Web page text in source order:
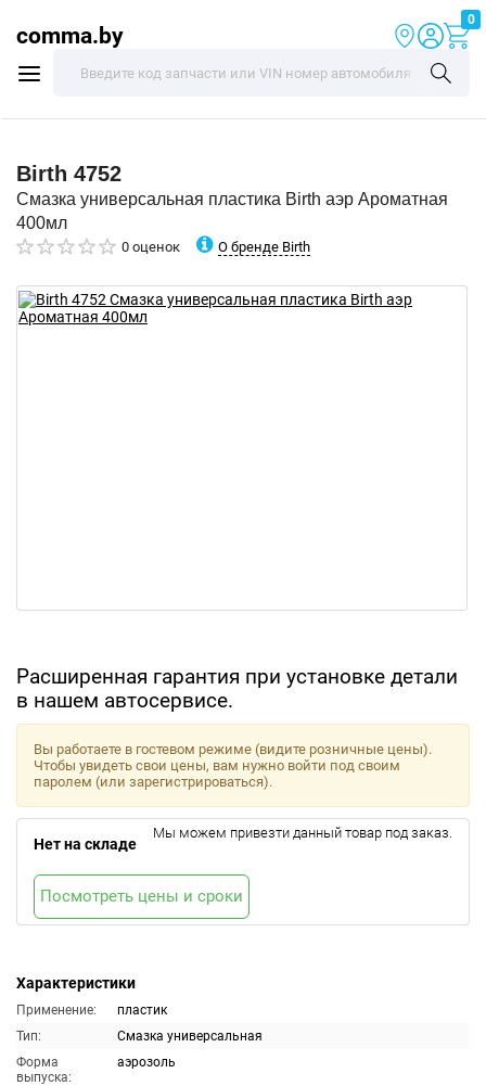
comma.by
0
Birth 4752
Смазка универсальная пластика Birth аэр Ароматная
400мл
0 оценок О бренде Birth
Расширенная гарантия при установке детали
в нашем автосервисе.
Характеристики
Применение:
пластик
Тип:
Смазка универсальная
Форма
выпуска:
аэрозоль
Вы работаете в гостевом режиме (видите розничные цены).
Чтобы увидеть свои цены, вам нужно войти под своим
паролем (или зарегистрироваться).
Нет на складе
Мы можем привезти данный товар под заказ.
Посмотреть цены и сроки